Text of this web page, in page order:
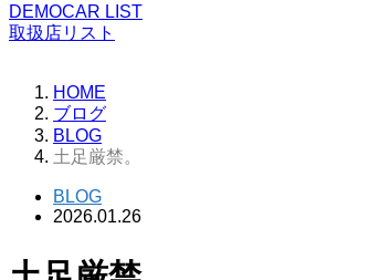
DEMOCAR LIST
取扱店リスト
HOME
ブログ
BLOG
土足厳禁。
BLOG
2026.01.26